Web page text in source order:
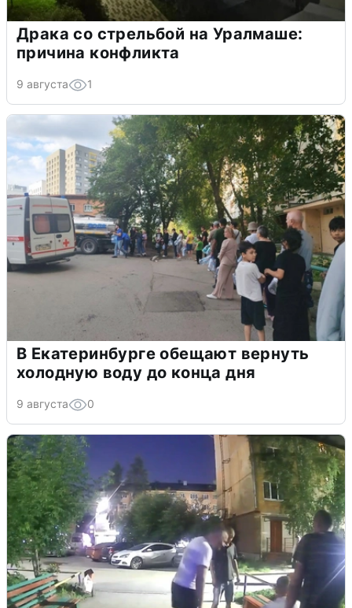
Драка со стрельбой на Уралмаше:
причина конфликта
9 августа 1
В Екатеринбурге обещают вернуть
холодную воду до конца дня
9 августа 0